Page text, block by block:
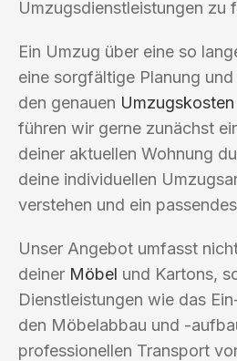
Umzugsdienstleistungen zu
Ein Umzug über eine so
eine sorgfältige Planung
den genauen Umzugskosten
führen wir gerne zunächst
deiner aktuellen Wohnung
deine individuellen
verstehen und ein
Unser Angebot umfasst
deiner Möbel und Kartons,
Dienstleistungen wie das
den Möbelabbau und -
professionellen Transport